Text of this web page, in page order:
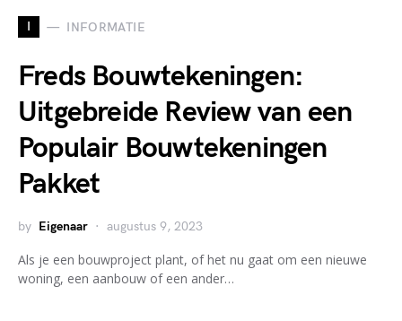
I INFORMATIE
Freds Bouwtekeningen:
Uitgebreide Review van een
Populair Bouwtekeningen
Pakket
by Eigenaar augustus 9, 2023
Als je een bouwproject plant, of het nu gaat om een nieuwe
woning, een aanbouw of een ander…